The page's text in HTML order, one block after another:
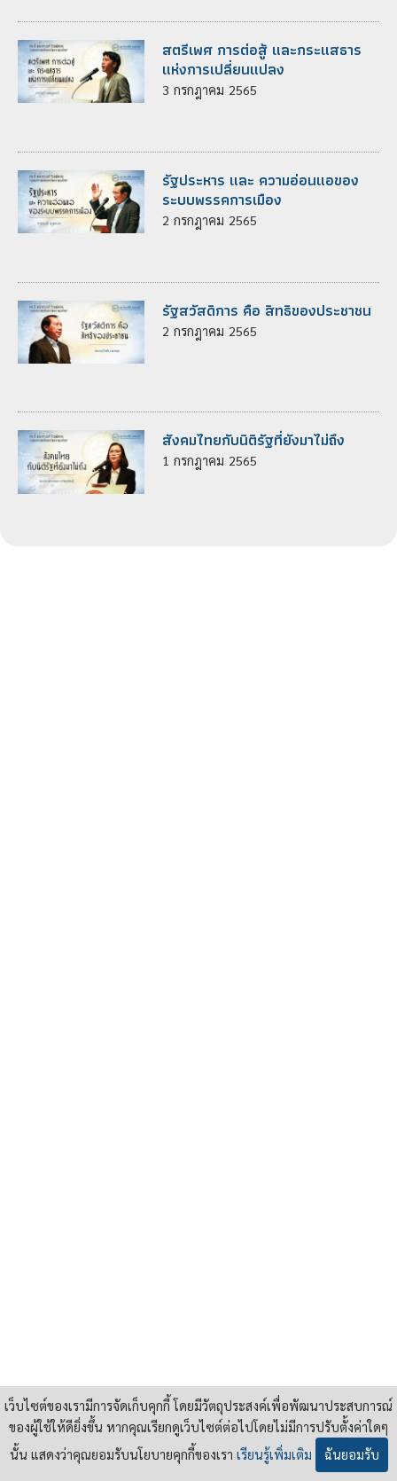
สตรีเพศ การต่อสู้ และกระแสธาร
แห่งการเปลี่ยนแปลง
3 กรกฎาคม 2565
รัฐประหาร และ ความอ่อนแอของ
ระบบพรรคการเมือง
2 กรกฎาคม 2565
รัฐสวัสดิการ คือ สิทธิของประชาชน
2 กรกฎาคม 2565
สังคมไทยกับนิติรัฐที่ยังมาไม่ถึง
1 กรกฎาคม 2565
เว็บไซต์ของเรามีการจัดเก็บคุกกี้ โดยมีวัตถุประสงค์เพื่อพัฒนาประสบการณ์
ของผู้ใช้ให้ดียิ่งขึ้น หากคุณเรียกดูเว็บไซต์ต่อไปโดยไม่มีการปรับตั้งค่าใดๆ
นั้น แสดงว่าคุณยอมรับนโยบายคุกกี้ของเรา เรียนรู้เพิ่มเติม ฉันยอมรับ